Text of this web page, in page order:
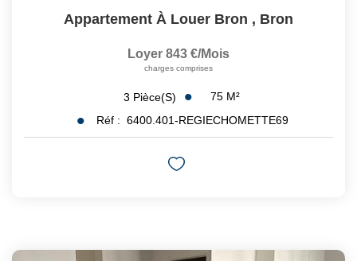
Appartement À Louer Bron , Bron
Loyer 843 €/mois
charges comprises
3 Pièce(s) 75 M²
Réf : 6400.401-REGIECHOMETTE69